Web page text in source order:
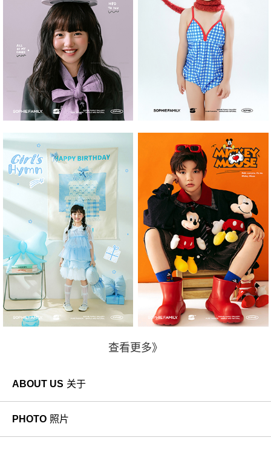
查看更多》
ABOUT US 关于
PHOTO 照片